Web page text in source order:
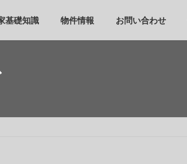
基礎知識 物件情報 お問い合わせ